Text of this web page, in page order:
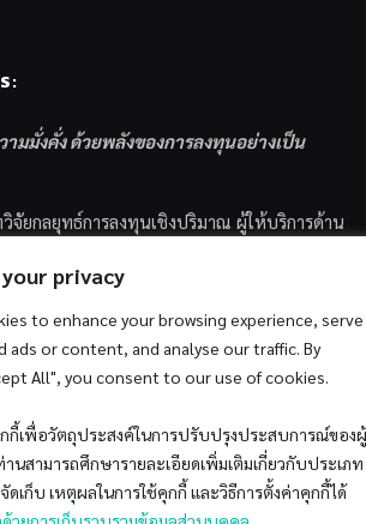
privacy
to enhance your browsing experience, serve
ads or content, and analyse our traffic. By
All", you consent to our use of cookies.
กี้เพื่อวัตถุประสงค์ในการปรับปรุงประสบการณ์ของผู้
นสามารถศึกษารายละเอียดเพิ่มเติมเกี่ยวกับประเภท
ดเก็บ เหตุผลในการใช้คุกกี้ และวิธีการตั้งค่าคุกกี้ได้
ามมั่งคั่ง ด้วยพลังของการลงทุนอย่างเป็น
จัยกลยุทธ์การลงทุนเชิงปริมาณ ผู้ให้บริการด้าน
มีเป้าหมายที่จะช่วยเหลือให้นักลงทุนไทย
ละกระบวนการลงทุนอย่างเป็นระบบแบบ
& Systematic Investing